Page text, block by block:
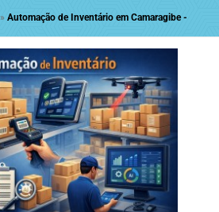
»Automação de Inventário em Camaragibe -